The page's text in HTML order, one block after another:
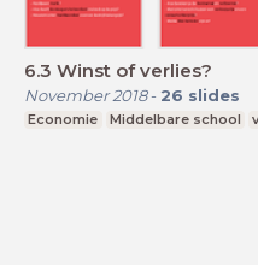
6.3 Winst of verlies?
November 2018- 26 slides
Economie Middelbare school